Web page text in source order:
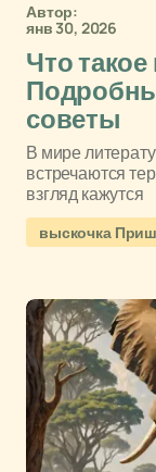
Автор:
янв 30, 2026
Что
советы
В мире
встречаются
взгляд кажутся
выскочка